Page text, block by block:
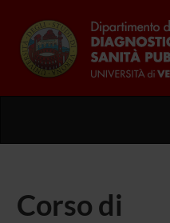
Corso di